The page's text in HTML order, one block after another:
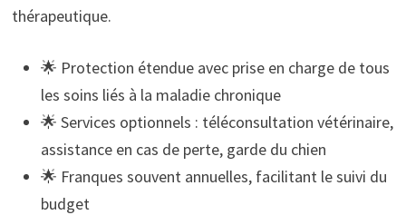
thérapeutique.
🌟 Protection étendue avec prise en charge de tous
les soins liés à la maladie chronique
🌟 Services optionnels : téléconsultation vétérinaire,
assistance en cas de perte, garde du chien
🌟 Franques souvent annuelles, facilitant le suivi du
budget